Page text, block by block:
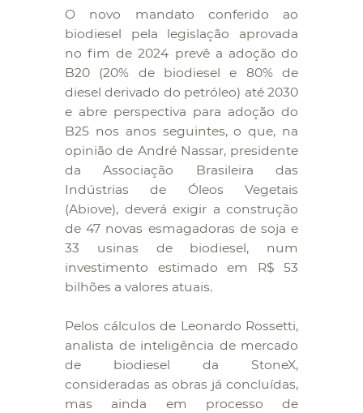
O novo mandato conferido ao
biodiesel pela legislação aprovada
no fim de 2024 prevê a adoção do
B20 (20% de biodiesel e 80% de
diesel derivado do petróleo) até 2030
e abre perspectiva para adoção do
B25 nos anos seguintes, o que, na
opinião de André Nassar, presidente
da Associação Brasileira das
Indústrias de Óleos Vegetais
(Abiove), deverá exigir a construção
de 47 novas esmagadoras de soja e
33 usinas de biodiesel, num
investimento estimado em R$ 53
bilhões a valores atuais.
Pelos cálculos de Leonardo Rossetti,
analista de inteligência de mercado
de biodiesel da StoneX,
consideradas as obras já concluídas,
mas ainda em processo de